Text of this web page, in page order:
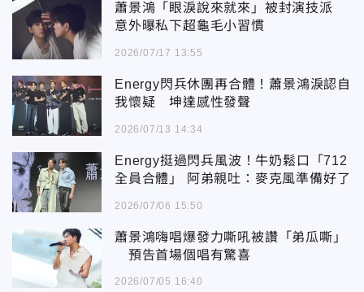
蕭景鴻「眼淚說來就來」被封演技派
意外曝私下超龜毛小習慣
2026/07/17 13:55
Energy閃兵休團再合體！蕭景鴻淚認自
我懷疑 坤達感性發聲
2026/07/13 14:34
Energy挺過閃兵風波！牛奶鬆口「712
全員合體」 阿弟親吐：麥克風準備好了
2026/07/06 15:50
蕭景鴻嗨唱爆發力嘶吼被讚「弟瓜嘶」
預告首場個唱有驚喜
2026/07/05 16:40